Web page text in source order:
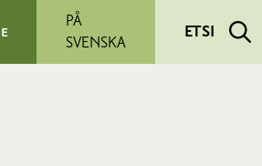
PÅ
SVENSKA
ETSI